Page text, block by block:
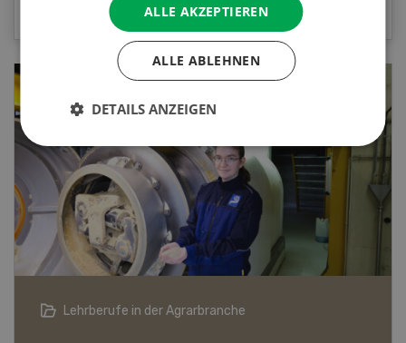
Die Schweizer Landwirtschaft in 20 Jahren
ALLE AKZEPTIEREN
ALLE ABLEHNEN
DETAILS ANZEIGEN